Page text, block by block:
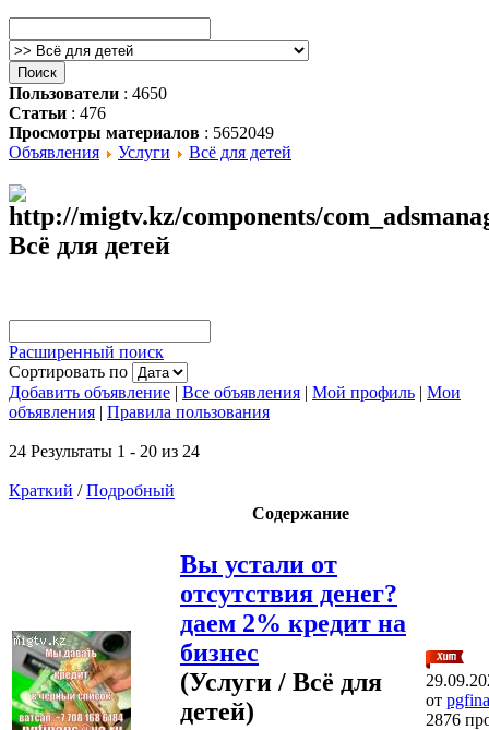
Пользователи : 4650
Статьи : 476
Просмотры материалов : 5652049
Объявления
Услуги Всё для детей
Всё для детей
Расширенный поиск
Сортировать по
Добавить объявление | Все объявления | Мой профиль | Мои
объявления | Правила пользования
24 Результаты 1 - 20 из 24
Краткий /Подробный
Содержание
Вы устали от
отсутствия денег?
даем 2% кредит на
бизнес
(Услуги / Всё для
детей)
от
2876